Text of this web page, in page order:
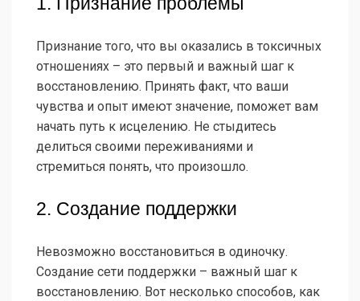
Признание того, что вы оказались в токсичных
отношениях – это первый и важный шаг к
восстановлению. Принять факт, что ваши
чувства и опыт имеют значение, поможет вам
начать путь к исцелению. Не стыдитесь
делиться своими переживаниями и
стремиться понять, что произошло.
2. Создание поддержки
Невозможно восстановиться в одиночку.
Создание сети поддержки – важный шаг к
восстановлению. Вот несколько способов, как